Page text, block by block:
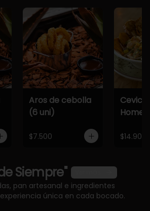
Aros de cebolla
(6 uni)
$7.500
Home
$14.900
Siempre"
pan artesanal e ingredientes
única en cada bocado.